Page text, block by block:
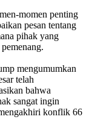
momen penting
pesan tentang
pihak yang
mengumumkan
telah
bahwa
sangat ingin
konflik 66